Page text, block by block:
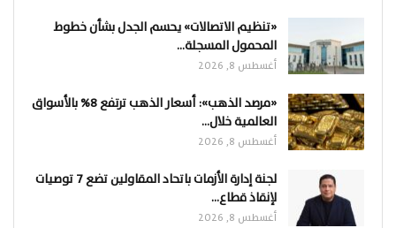
«تنظيم الاتصالات» يحسم الجدل بشأن خطوط
المحمول المسجلة…
أغسطس 8, 2026
«مرصد الذهب»: أسعار الذهب ترتفع 8% بالأسواق
العالمية خلال…
أغسطس 8, 2026
لجنة إدارة الأزمات باتحاد المقاولين تضع 7 توصيات
لإنقاذ قطاع…
أغسطس 8, 2026